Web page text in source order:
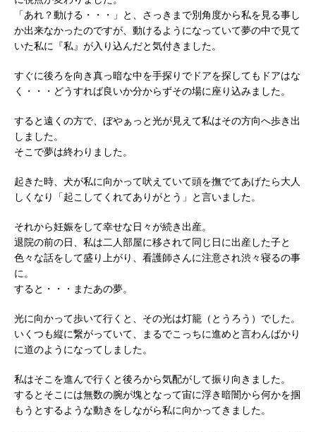
「あれ？動ける・・・」と、さっきまで別角度から私を見る事し
か出来なかったのですが、動けるようになっていて夢の中で見て
いた私に『私』が入り込んだと気付きました。
すぐに後ろを向き真っ暗な中を手探りでドアを探してもドアはな
く・・・どうすれば良いか分からずその場に座り込みました。
すると遠くの方で、ぼやぁっと光が見えて私はその方向へ歩き出
しました。
そこで夢は終わりました。
起きた時、犬が私に向かって吠えていて頭を撫でてあげたら大人
しくなり「起こしてくれてありがとう」と言いました。
それから妊娠をして幸せな日々が続き出産。
退院の前の日、私は二人部屋に移されて同じ日に出産した子と
色々な話をして盛り上がり、看護師さんに注意され渋々寝るの事
に。
すると・・・またあの夢。
光に向かって歩いて行くと、その光は灯籠（とうろう）でした。
いくつも縦に繋がっていて、まるでこっちに進めと言わんばかり
に道のようになってしました。
私はそこを進んで行くと後ろから気配がして振り向きました。
するとそこには無数の腕が塊となって宙に浮き暗闇から何かを掴
もうとするような動きをしながら私に向かってきました。